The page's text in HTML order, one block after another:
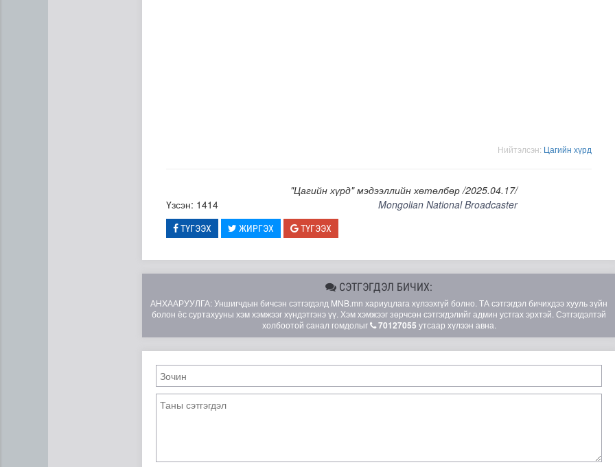
Нийтэлсэн: Цагийн хүрд
"Цагийн хүрд" мэдээллийн хөтөлбөр /2025.04.17/
Үзсэн: 1414
Mongolian National Broadcaster
ТҮГЭЭХ ЖИРГЭХ ТҮГЭЭХ
СЭТГЭГДЭЛ БИЧИХ:
АНХААРУУЛГА: Уншигчдын бичсэн сэтгэгдэлд MNB.mn хариуцлага хүлээхгүй болно. ТА сэтгэгдэл бичихдээ хууль зүйн
болон ёс суртахууны хэм хэмжээг хүндэтгэнэ үү. Хэм хэмжээг зөрчсөн сэтгэгдэлийг админ устгах эрхтэй. Сэтгэгдэлтэй
холбоотой санал гомдолыг
70127055 утсаар хүлээн авна.